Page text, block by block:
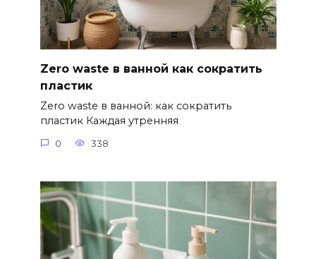
Zero waste в ванной как сократить
пластик
Zero waste в ванной: как сократить
пластик Каждая утренняя
0 338